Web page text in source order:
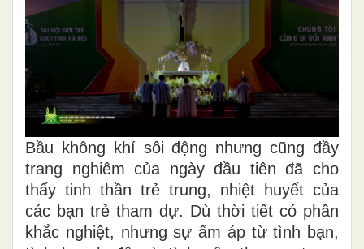
Bầu không khí sôi động nhưng cũng đầy
trang nghiêm của ngày đầu tiên đã cho
thấy tinh thần trẻ trung, nhiệt huyết của
các bạn trẻ tham dự. Dù thời tiết có phần
khắc nghiệt, nhưng sự ấm áp từ tình bạn,